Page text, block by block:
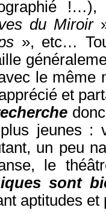
du Miroir
», etc…
le même
et
jeunes :
un peu
le
sont
aptitudes et